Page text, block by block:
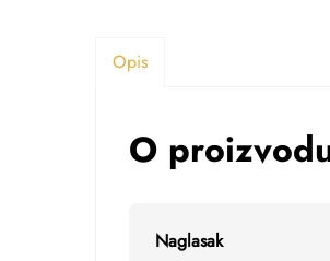
Opis
O
Naglasak